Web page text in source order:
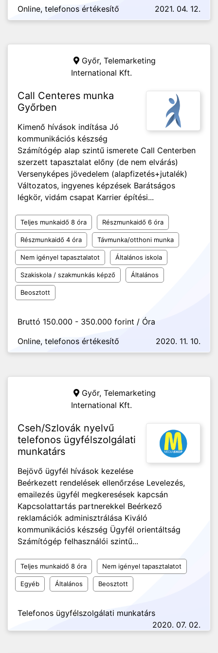
Online, telefonos értékesítő
2021. 04. 12.
Győr, Telemarketing
International Kft.
Call Centeres munka
Győrben
Kimenő hívások indítása Jó
kommunikációs készség
Számítógép alap szintű ismerete Call Centerben
szerzett tapasztalat előny (de nem elvárás)
Versenyképes jövedelem (alapfizetés+jutalék)
Változatos, ingyenes képzések Barátságos
légkör, vidám csapat Karrier építési...
Teljes munkaidő 8 óra Részmunkaidő 6 óra
Részmunkaidő 4 óra Távmunka/otthoni munka
Nem igényel tapasztalatot Általános iskola
Szakiskola / szakmunkás képző Általános
Beosztott
Bruttó 150.000 - 350.000 forint / Óra
Online, telefonos értékesítő
2020. 11. 10.
Győr, Telemarketing
International Kft.
Cseh/Szlovák nyelvű
telefonos ügyfélszolgálati
munkatárs
Bejövő ügyfél hívások kezelése
Beérkezett rendelések ellenőrzése Levelezés,
emailezés ügyfél megkeresések kapcsán
Kapcsolattartás partnerekkel Beérkező
reklamációk adminisztrálása Kiváló
kommunikációs készség Ügyfél orientáltság
Számítógép felhasználói szintű...
Teljes munkaidő 8 óra Nem igényel tapasztalatot
Egyéb Általános Beosztott
Telefonos ügyfélszolgálati munkatárs
2020. 07. 02.